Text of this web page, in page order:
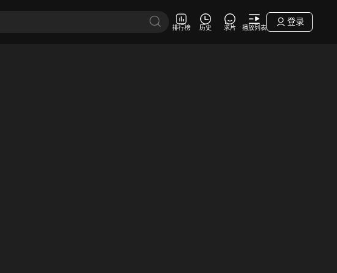
排行榜 历史 求片 播放列表
登录